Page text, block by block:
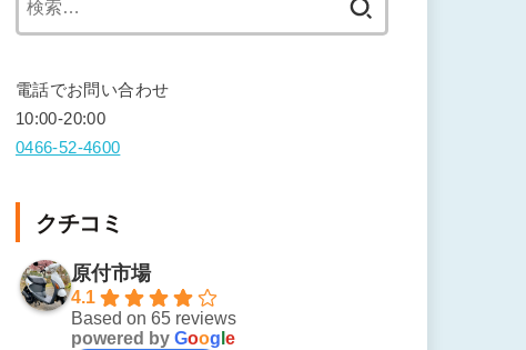
電話でお問い合わせ
10:00-20:00
0466-52-4600
クチコミ
原付市場
4.1
Based on 65 reviews
powered by Goog e